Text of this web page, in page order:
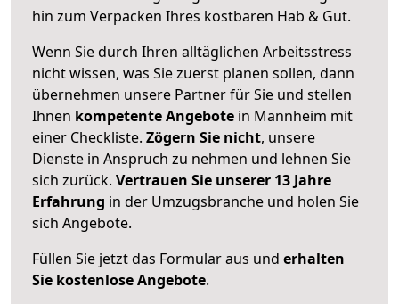
hin zum Verpacken Ihres kostbaren Hab & Gut.
Wenn Sie durch Ihren alltäglichen Arbeitsstress
nicht wissen, was Sie zuerst planen sollen, dann
übernehmen unsere Partner für Sie und stellen
Ihnen kompetente Angebote in Mannheim mit
einer Checkliste. Zögern Sie nicht, unsere
Dienste in Anspruch zu nehmen und lehnen Sie
sich zurück. Vertrauen Sie unserer 13 Jahre
Erfahrung in der Umzugsbranche und holen Sie
sich Angebote.
Füllen Sie jetzt das Formular aus und erhalten
Sie kostenlose Angebote.